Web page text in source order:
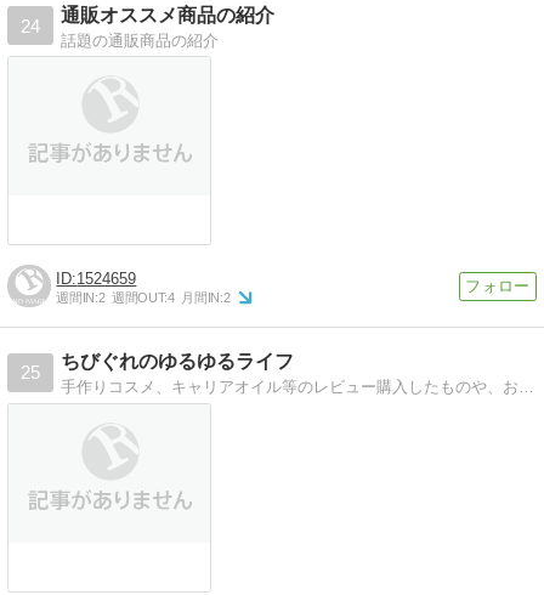
24
通販オススメ商品の紹介
話題の通販商品の紹介
1524659
週間IN:2 週間OUT:4 月間IN:2
25
ちびぐれのゆるゆるライフ
手作りコスメ、キャリアオイル等のレビュー購入したものや、おススメの手作りコスメ、美容家電等掲載しています。